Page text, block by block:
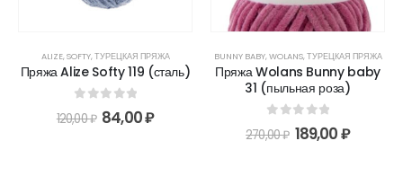
ALIZE,SOFTY,ТУРЕЦКАЯ ПРЯЖА
Пряжа Alize Softy 119 (сталь)
out of 5
120,00₽ 84,00₽
BUNNY BABY,WOLANS,ТУРЕЦКАЯ ПРЯЖА
Пряжа Wolans Bunny baby
31 (пыльная роза)
out of 5
270,00₽ 189,00₽